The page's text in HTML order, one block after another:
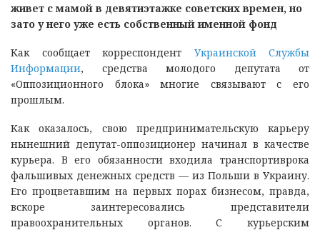
живет с мамой в девятиэтажке советских времен, но
зато у него уже есть собственный именной фонд
Как сообщает корреспондент Украинской Службы
Информации, средства молодого депутата от
«Оппозиционного блока» многие связывают с его
прошлым.
Как оказалось, свою предпринимательскую карьеру
нынешний депутат-оппозиционер начинал в качестве
курьера. В его обязанности входила транспортиврока
фальшивых денежных средств — из Польши в Украину.
Его процветавшим на первых порах бизнесом, правда,
вскоре заинтересовались представители
правоохранительных органов. С курьерским